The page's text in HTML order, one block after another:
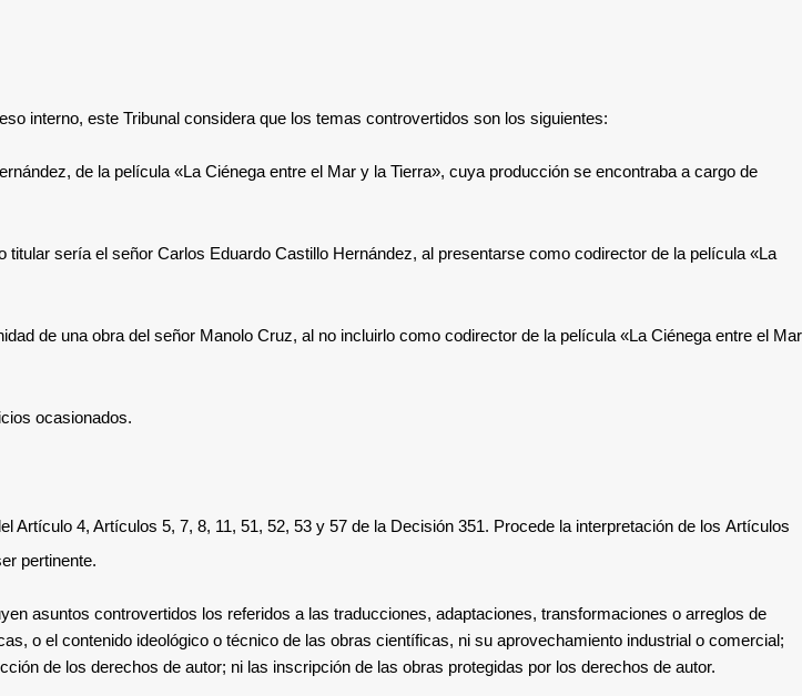
interno, este Tribunal considera que los temas controvertidos son los siguientes:
de la película «La Ciénega entre el Mar y la Tierra», cuya producción se encontraba a cargo de
sería el señor Carlos Eduardo Castillo Hernández, al presentarse como codirector de la película «La
de una obra del señor Manolo Cruz, al no incluirlo como codirector de la película «La Ciénega entre el Mar
ocasionados.
Artículo 4, Artículos 5, 7, 8, 11, 51, 52, 53 y 57 de la Decisión 351. Procede la interpretación de los Artículos
pertinente.
asuntos controvertidos los referidos a las traducciones, adaptaciones, transformaciones o arreglos de
o el contenido ideológico o técnico de las obras científicas, ni su aprovechamiento industrial o comercial;
de los derechos de autor; ni las inscripción de las obras protegidas por los derechos de autor.